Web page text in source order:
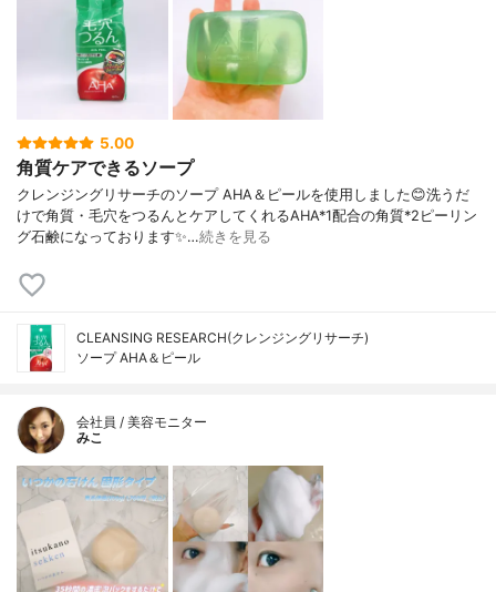
5.00
角質ケアできるソープ
クレンジングリサーチのソープ AHA＆ピールを使用しました😊洗うだ
けで角質・毛穴をつるんとケアしてくれるAHA*1配合の角質*2ピーリン
グ石鹸になっております✨…続きを見る
CLEANSING RESEARCH(クレンジングリサーチ)
ソープ AHA＆ピール
会社員 / 美容モニター
みこ